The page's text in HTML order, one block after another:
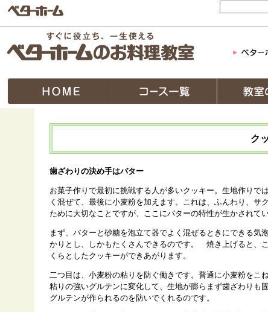
ク
歯ざわりの決め手はバター
お菓子作りで最初に挑戦する人が多いクッキー。生地作りで
く混ぜて、最後に小麦粉を加えます。これは、ふんわり、サ
ために大切なことですが、ここにバターの特性が生かされてい
まず、バターと砂糖を泡立て器でよく混ぜるときにできる気
かりとし、しかもたくさんできるのです。 焼き上げると、
くらとしたクッキーができあがります。
二つ目は、小麦粉の粘りを防ぐ働きです。普通に小麦粉をこ
粘りの強いグルテンに変化して、生地が膨らまず歯ざわりも
グルテンが作られるのを防いでくれるのです。